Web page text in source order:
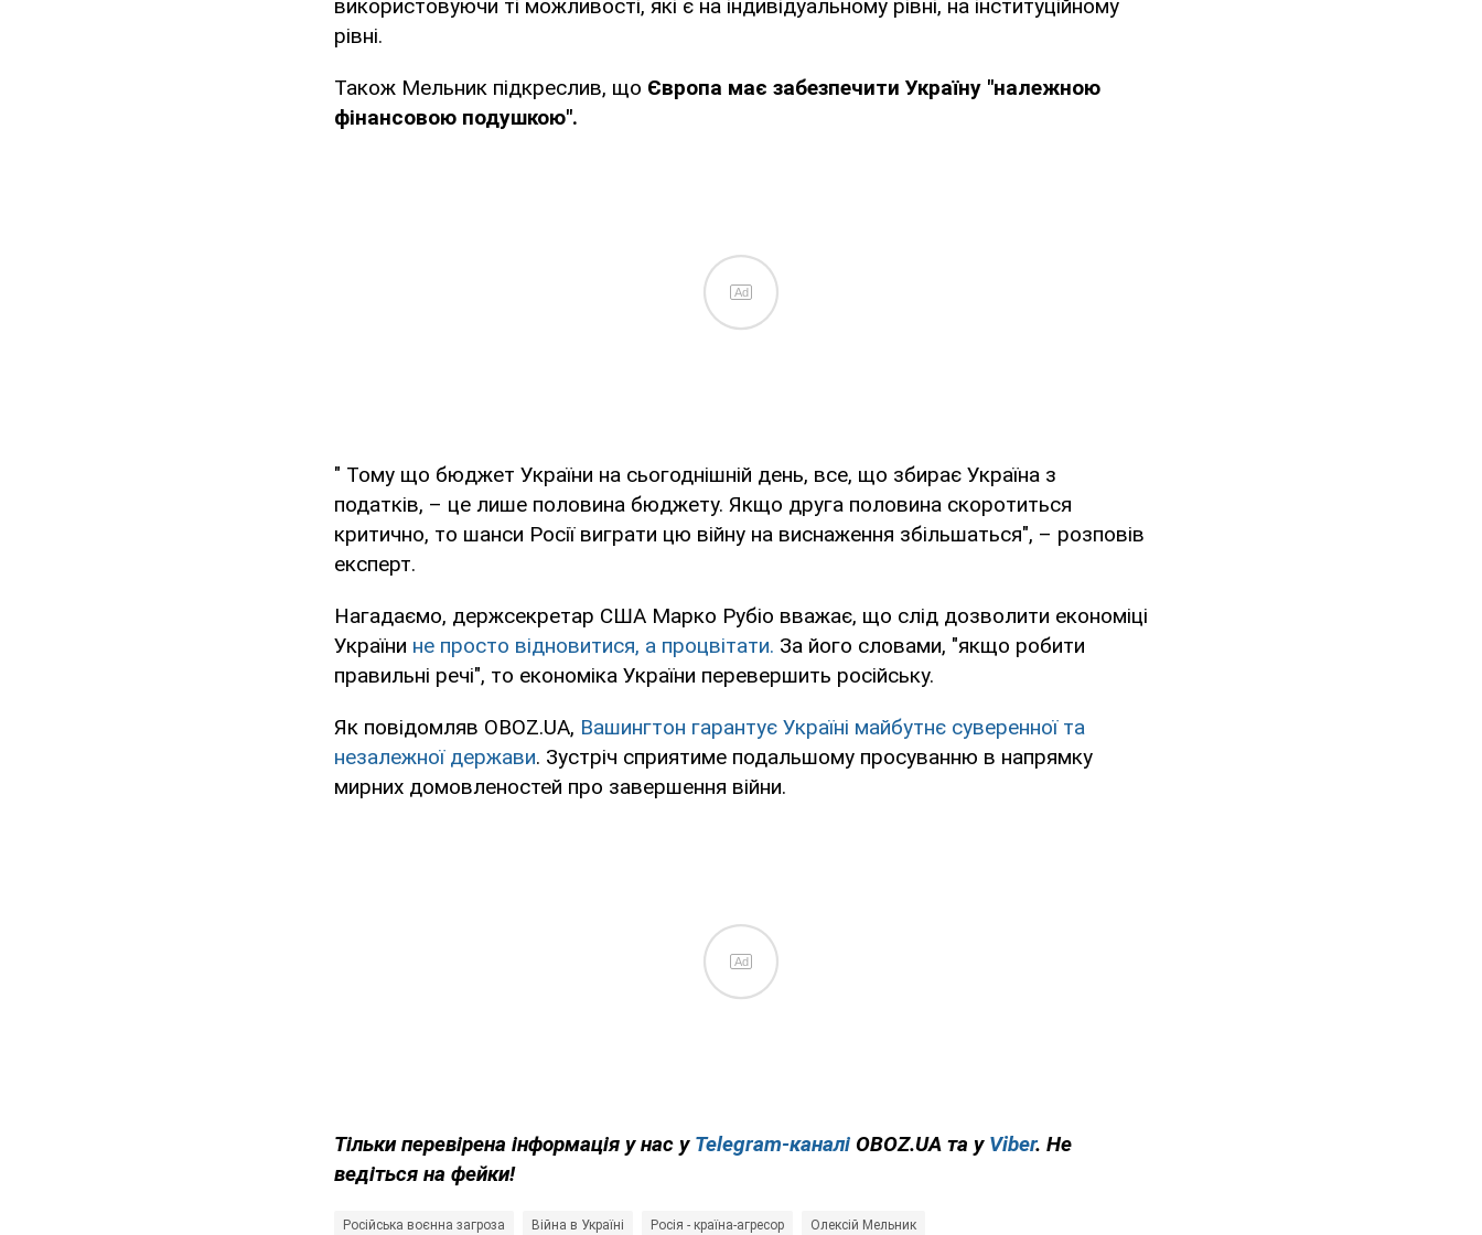
використовуючи ті можливості, які є на індивідуальному рівні, на інституційному
рівні.
Також Мельник підкреслив, що Європа має забезпечити Україну "належною
фінансовою подушкою".
Ad
" Тому що бюджет України на сьогоднішній день, все, що збирає Україна з
податків, – це лише половина бюджету. Якщо друга половина скоротиться
критично, то шанси Росії виграти цю війну на виснаження збільшаться", – розповів
експерт.
Нагадаємо, держсекретар США Марко Рубіо вважає, що слід дозволити економіці
України не просто відновитися, а процвітати. За його словами, "якщо робити
правильні речі", то економіка України перевершить російську.
Як повідомляв OBOZ.UA, Вашингтон гарантує Україні майбутнє суверенної та
незалежної держави. Зустріч сприятиме подальшому просуванню в напрямку
мирних домовленостей про завершення війни.
Ad
Тільки перевірена інформація у нас у Telegram-каналі OBOZ.UA та у Viber. Не
ведіться на фейки!
Російська воєнна загроза Війна в Україні Росія - країна-агресор Олексій Мельник